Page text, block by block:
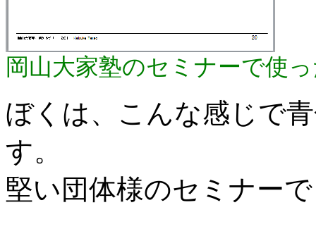
岡山大家塾のセミナーで使
ぼくは、こんな感じで
す。
堅い団体様のセミナー